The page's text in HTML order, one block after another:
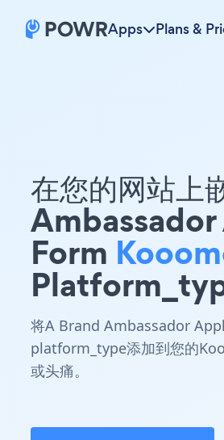
Apps Plans &
在您的网站上
Form
将A Brand Ambassador
platform_type添加到您的
或头痛。